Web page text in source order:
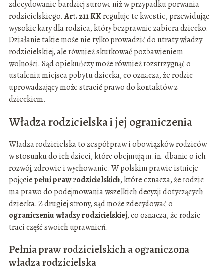
zdecydowanie bardziej surowe niż w przypadku porwania
rodzicielskiego. Art. 211 KKreguluje te kwestie, przewidując
wysokie kary dla rodzica, który bezprawnie zabiera dziecko.
Działanie takie może nie tylko prowadzić do utraty władzy
rodzicielskiej, ale również skutkować pozbawieniem
wolności. Sąd opiekuńczy może również rozstrzygnąć o
ustaleniu miejsca pobytu dziecka, co oznacza, że rodzic
uprowadzający może stracić prawo do kontaktów z
dzieckiem.
Władza rodzicielska i jej ograniczenia
Władza rodzicielska to zespół praw i obowiązków rodziców
w stosunku do ich dzieci, które obejmują m.in. dbanie o ich
rozwój, zdrowie i wychowanie. W polskim prawie istnieje
pojęciepełni praw rodzicielskich, które oznacza, że rodzic
ma prawo do podejmowania wszelkich decyzji dotyczących
dziecka. Z drugiej strony, sąd może zdecydować o
ograniczeniu władzy rodzicielskiej, co oznacza, że rodzic
traci część swoich uprawnień.
Pełnia praw rodzicielskich a ograniczona
władza rodzicielska